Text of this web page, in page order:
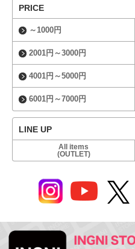
PRICE
～1000円
2001円～3000円
4001円～5000円
6001円～7000円
LINE UP
All items
(OUTLET)